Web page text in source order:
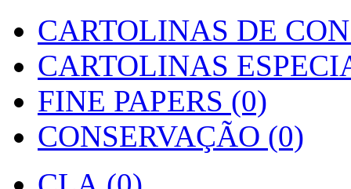
CARTOLINAS DE
CARTOLINAS
FINE PAPERS (0)
CONSERVAÇÃO (0)